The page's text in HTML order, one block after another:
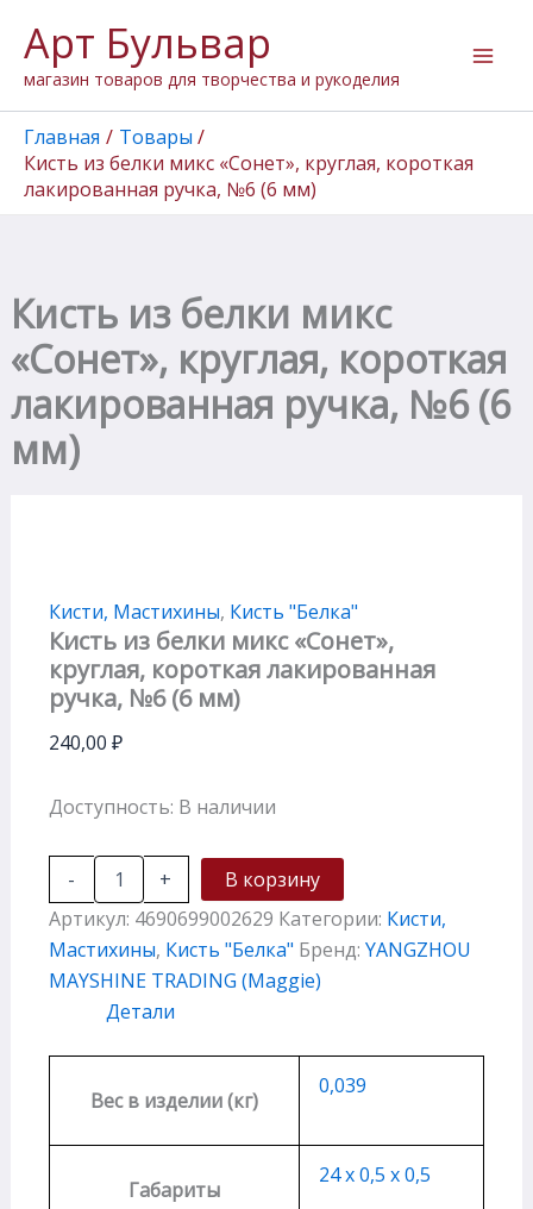
содержимому
Арт Бульвар
магазин товаров для творчества и рукоделия
Главная
Товары
Кисть из белки микс «Сонет», круглая, короткая
лакированная ручка, №6 (6 мм)
Кисть из белки микс
«Сонет», круглая, короткая
лакированная ручка, №6 (6
мм)
Кисти, Мастихины, Кисть "Белка"
Кисть из белки микс «Сонет»,
круглая, короткая лакированная
ручка, №6 (6 мм)
240,00 ₽
Доступность: В наличии
-
товара
Кисть
из
белки
микс
"Сонет",
круглая,
короткая
мм)
+
В корзину
Артикул: 4690699002629 Категории: Кисти,
Мастихины, Кисть "Белка" Бренд: YANGZHOU
MAYSHINE TRADING (Maggie)
Детали
Вес в изделии (кг)
0,039
Габариты
24 х 0,5 х 0,5